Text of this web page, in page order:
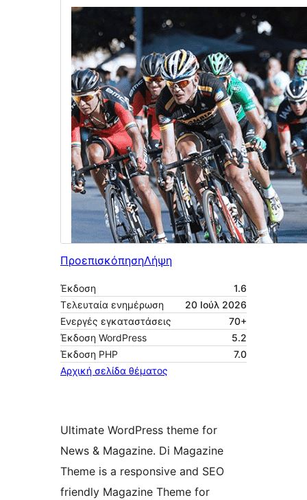
ΠροεπισκόπησηΛήψη
Έκδοση
1.6
Τελευταία ενημέρωση
20 Ιούλ 2026
Ενεργές εγκαταστάσεις
70+
Έκδοση WordPress
5.2
Έκδοση ΡΗΡ
7.0
Αρχική σελίδα θέματος
Ultimate WordPress theme for
News & Magazine. Di Magazine
Theme is a responsive and SEO
friendly Magazine Theme for